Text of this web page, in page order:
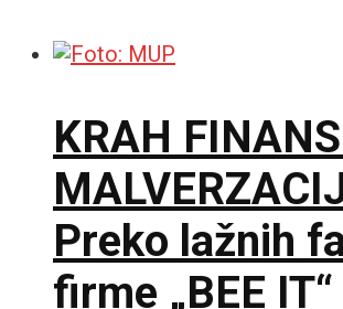
KRAH
Preko lažnih
firme „BEE IT“